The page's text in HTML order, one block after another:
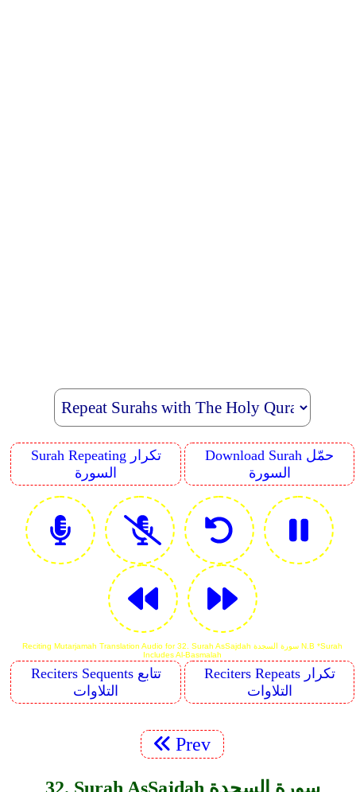
Surah Repeating تكرار
السورة
Download Surah حمّل
السورة
Reciting Mutarjamah Translation Audio for 32. Surah As­Sajdah سورة السجدة N.B *Surah
Includes Al-Basmalah
Reciters Sequents تتابع
التلاوات
Reciters Repeats تكرار
التلاوات
Prev